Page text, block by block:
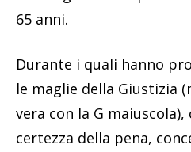
65 anni.
Durante i quali hanno
le maglie della Giustizia
vera con la G maiuscola),
certezza della pena,